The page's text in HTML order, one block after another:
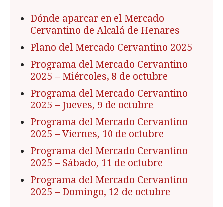
Dónde aparcar en el Mercado
Cervantino de Alcalá de Henares
Plano del Mercado Cervantino 2025
Programa del Mercado Cervantino
2025 – Miércoles, 8 de octubre
Programa del Mercado Cervantino
2025 – Jueves, 9 de octubre
Programa del Mercado Cervantino
2025 – Viernes, 10 de octubre
Programa del Mercado Cervantino
2025 – Sábado, 11 de octubre
Programa del Mercado Cervantino
2025 – Domingo, 12 de octubre